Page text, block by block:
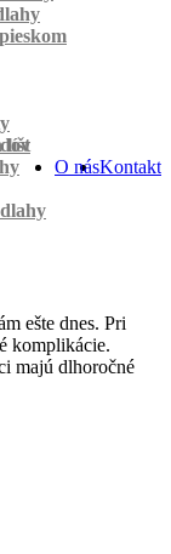
líšt
Kontakt
O nás
ešte dnes. Pri
komplikácie.
majú dlhoročné